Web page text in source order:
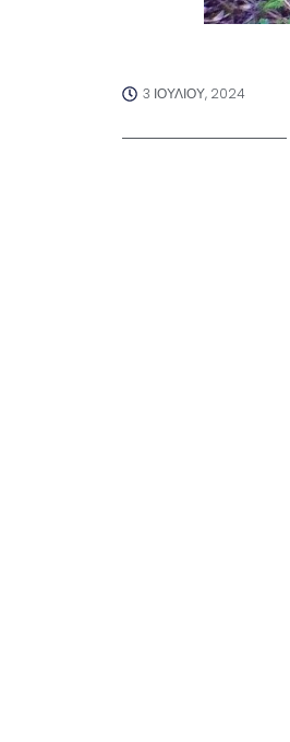
3 ΙΟΥΛΊΟΥ, 2024